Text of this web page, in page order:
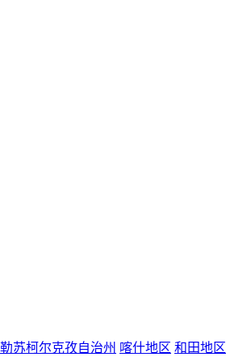
苏柯尔克孜自治州 喀什地区 和田地区